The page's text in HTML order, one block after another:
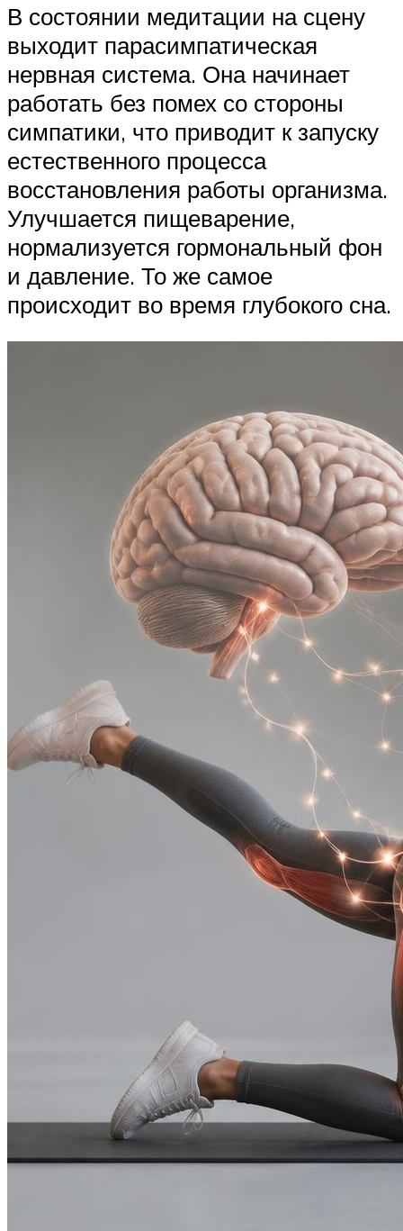
В состоянии медитации на сцену
выходит парасимпатическая
нервная система. Она начинает
работать без помех со стороны
симпатики, что приводит к запуску
естественного процесса
восстановления работы организма.
Улучшается пищеварение,
нормализуется гормональный фон
и давление. То же самое
происходит во время глубокого сна.